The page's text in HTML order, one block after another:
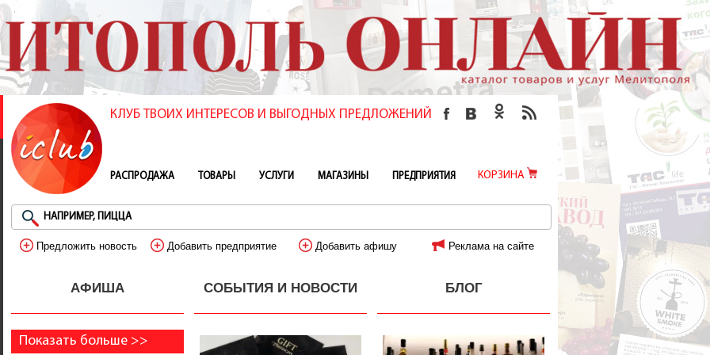
КЛУБ ТВОИХ ИНТЕРЕСОВ И ВЫГОДНЫХ ПРЕДЛОЖЕНИЙ
РАСПРОДАЖА ТОВАРЫ УСЛУГИ МАГАЗИНЫ ПРЕДПРИЯТИЯ КОРЗИНА
Предложить новость Добавить предприятие Добавить афишу Реклама на сайте
АФИША
Показать больше >>
СОБЫТИЯ И НОВОСТИ БЛОГ